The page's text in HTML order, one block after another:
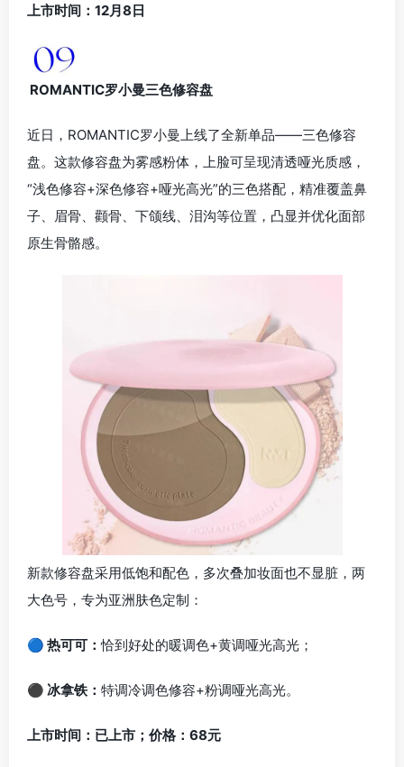
上市时间：12月8日
ROMANTIC罗小曼三色修容盘
近日，ROMANTIC罗小曼上线了全新单品——三色修容
盘。这款修容盘为雾感粉体，上脸可呈现清透哑光质感，
“浅色修容+深色修容+哑光高光”的三色搭配，精准覆盖鼻
子、眉骨、颧骨、下颌线、泪沟等位置，凸显并优化面部
原生骨骼感。
新款修容盘采用低饱和配色，多次叠加妆面也不显脏，两
大色号，专为亚洲肤色定制：
🔵 热可可：恰到好处的暖调色+黄调哑光高光；
⚫ 冰拿铁： 特调冷调色修容+粉调哑光高光。
上市时间：已上市；价格：68元